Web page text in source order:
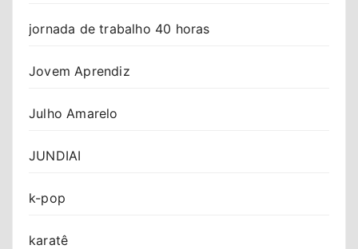
jornada de trabalho 40 horas
Jovem Aprendiz
Julho Amarelo
JUNDIAI
k-pop
karatê